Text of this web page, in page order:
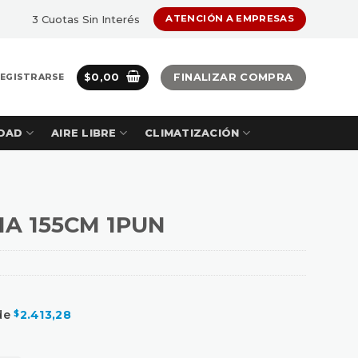
3 Cuotas Sin Interés ATENCIÓN A EMPRESAS
$0,00 FINALIZAR COMPRA
AIRE LIBRE CLIMATIZACIÓN
155CM 1PUN
$2.413,28